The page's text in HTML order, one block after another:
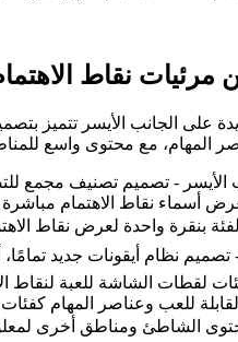
نقاط
على الجانب الأيسر تتميز
المهام، مع محتوى واسع
- تصميم تصنيف مجمع
أسماء نقاط الاهتمام مباشرة
بنقرة واحدة لعرض نقاط
نظام أيقونات جديد
الشاشة للعبة لنقاط
للعب وعناصر المهام
الشاطئ ومناطق أخرى